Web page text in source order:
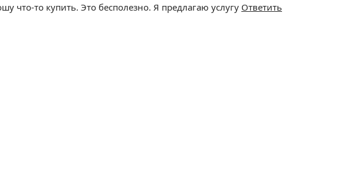
что-то купить. Это бесполезно. Я предлагаю услугу Ответить